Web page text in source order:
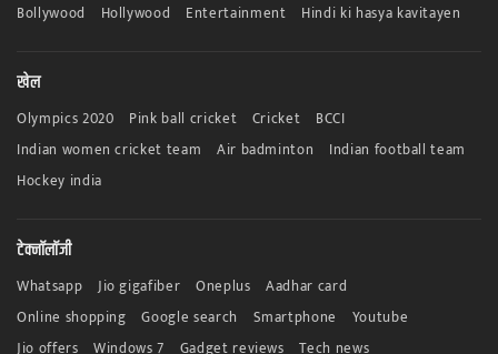
Bollywood Hollywood Entertainment Hindi ki hasya kavitayen
खेल
Olympics 2020 Pink ball cricket Cricket
BCCI
Indian women cricket team
Air badminton
Indian football team
Hockey india
टेक्नॉलॉजी
Whatsapp Jio gigafiber Oneplus
Aadhar card
Online shopping
Google search Smartphone
Youtube
Jio offers
Windows 7 Gadget reviews Tech news